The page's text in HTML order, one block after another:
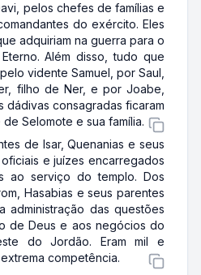
pelos chefes de famílias e
do exército. Eles
adquiriam na guerra para o
Além disso, tudo que
vidente Samuel, por Saul,
filho de Ner, e por Joabe,
dádivas consagradas ficaram
Selomote e sua família.
de Isar, Quenanias e seus
e juízes encarregados
ao serviço do templo. Dos
Hasabias e seus parentes
administração das questões
de Deus e aos negócios do
do Jordão. Eram mil e
competência.